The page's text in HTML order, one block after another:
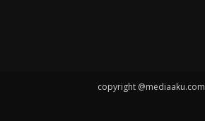
copyright @mediaaku.com